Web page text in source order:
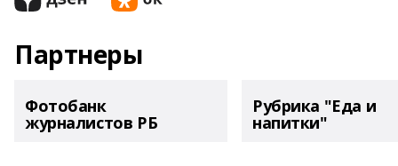
Партнеры
Фотобанк
журналистов РБ
Рубрика "Еда и
напитки"